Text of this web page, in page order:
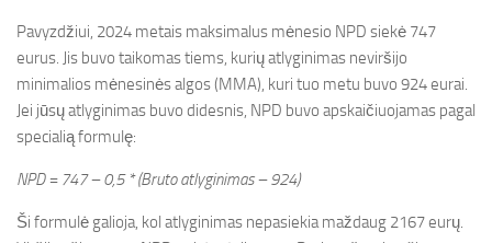
Pavyzdžiui, 2024 metais maksimalus mėnesio NPD siekė 747
eurus. Jis buvo taikomas tiems, kurių atlyginimas neviršijo
minimalios mėnesinės algos (MMA), kuri tuo metu buvo 924 eurai.
Jei jūsų atlyginimas buvo didesnis, NPD buvo apskaičiuojamas pagal
specialią formulę:
NPD = 747 – 0,5 * (Bruto atlyginimas – 924)
Ši formulė galioja, kol atlyginimas nepasiekia maždaug 2167 eurų.